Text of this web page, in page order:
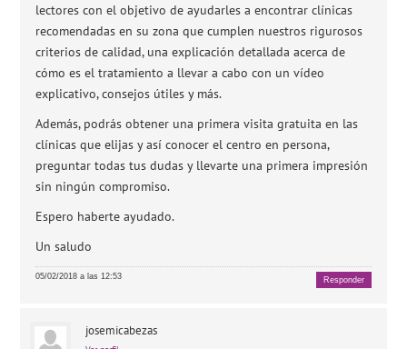
lectores con el objetivo de ayudarles a encontrar clínicas
recomendadas en su zona que cumplen nuestros rigurosos
criterios de calidad, una explicación detallada acerca de
cómo es el tratamiento a llevar a cabo con un vídeo
explicativo, consejos útiles y más.
Además, podrás obtener una primera visita gratuita en las
clínicas que elijas y así conocer el centro en persona,
preguntar todas tus dudas y llevarte una primera impresión
sin ningún compromiso.
Espero haberte ayudado.
Un saludo
05/02/2018 a las 12:53 Responder
josemicabezas